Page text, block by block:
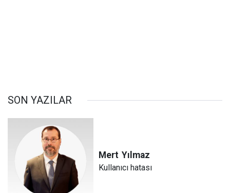
SON YAZILAR
Mert Yılmaz
Kullanıcı hatası